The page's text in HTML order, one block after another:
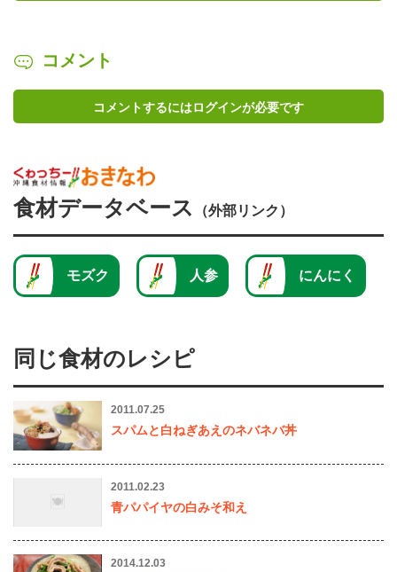
コメント
コメントするにはログインが必要です
食材データベース （外部リンク）
モズク 人参 にんにく
同じ食材のレシピ
2011.07.25
スパムと白ねぎあえのネバネバ丼
2011.02.23
青パパイヤの白みそ和え
2014.12.03